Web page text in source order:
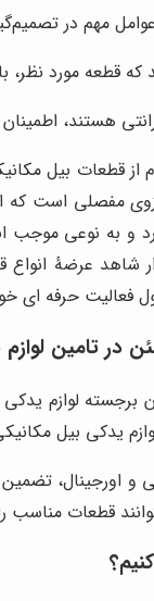
مهم در
که قطعه مورد نظر،
هستند،
قطعات بیل
مفصلی است که
و به نوعی موجب
شاهد عرضۀ
حرفه ای
در تامین
برجسته لوازم
یدکی بیل
و اورجینال،
قطعات مناسب